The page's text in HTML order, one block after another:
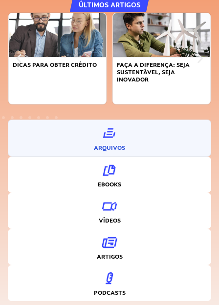
ÚLTIMOS ARTIGOS
DICAS PARA OBTER CRÉDITO
FAÇA A DIFERENÇA: SEJA
SUSTENTÁVEL, SEJA
INOVADOR
ARQUIVOS
EBOOKS
VÍDEOS
ARTIGOS
PODCASTS